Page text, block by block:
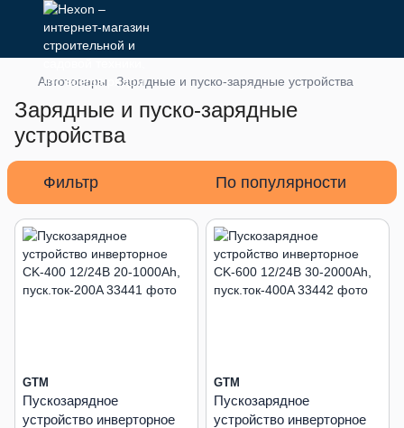
Автотовары Зарядные и пуско-зарядные устройства
Зарядные и пуско-зарядные
устройства
Фильтр По популярности
GTM
Пускозарядное
устройство инверторное
GTM
Пускозарядное
устройство инверторное